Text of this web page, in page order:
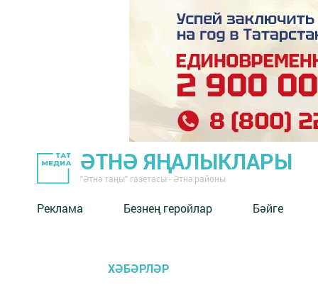
ӘТНӘ ЯҢАЛЫКЛАРЫ
"Әтнә таңы" газетасы - Әтнә районы
Реклама Безнең геройлар Бәйге
ХӘБӘРЛӘР